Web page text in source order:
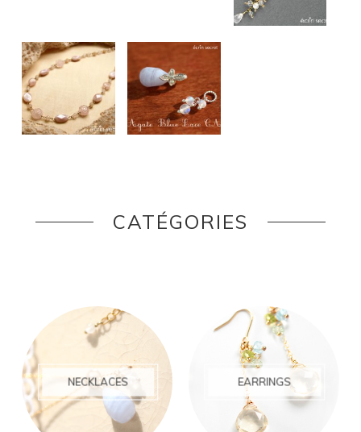
CATÉGORIES
NECKLACES EARRINGS